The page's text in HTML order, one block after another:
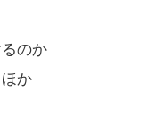
のか
か